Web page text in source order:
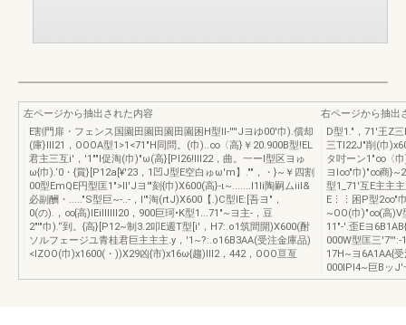
左ページから抽出された内容
E割門扉・フェンス国園田園田園田園困H型II-''''Jヨゆ00'巾).償却
(庫}lII21，OOOA型1>1<71"H同問。(巾)..∞〈高}￥20.900B型!EL
君主三互i'，'1""l促淘(巾)"ω(高}[PI26!lII22，曲。一ーl型区ヨゅ
ω{巾).‘0・{賞}[P12a[¥'23，1凹J型E空白ゅω'm】.""，・}~￥四割
00型EmQE円型匡1">II'Jヨ'"刻{巾)X600(高}-ι~.......l1li陶嗣ムiil&
必副酬・....."S型巨~-..-，I'"淘(rtJ)X600【.)C型IE:[吾ヨ"，
0(の).，∞{高)lEillllII20，900巨珂•K型1...71"~ヨ主-，豆
2"'"巾).“到。{高}[P12~制3.2叩E週T型[i'，H7:.o1筑間開)X600(酎
ソルフェージユ青桂君巨主主主.y，'1~?:.o16B3AA(受注金庫品)
<IZOO(巾)x1600(・))X29凶{市)x16ω{趨)lII2，442，OOO亘亙
右ページから抽出
D型1."，71'王Z
三TI22J"削(巾
タ吋ーン1"∞〈
ヨl∞"巾)"∞商
型1_71'互E主主
E⋮⋮困P型2∞"巾
~OO(巾)"∞(高)V
11"-'.歪Eヨ
000W型匡三
17H~ヨ6A1AA{
000IPI4~巨BッJ'